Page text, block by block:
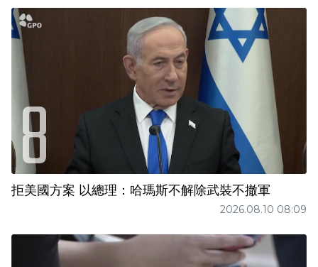
拒美國方案 以總理：哈瑪斯不解除武裝不撤軍
2026.08.10 08:09